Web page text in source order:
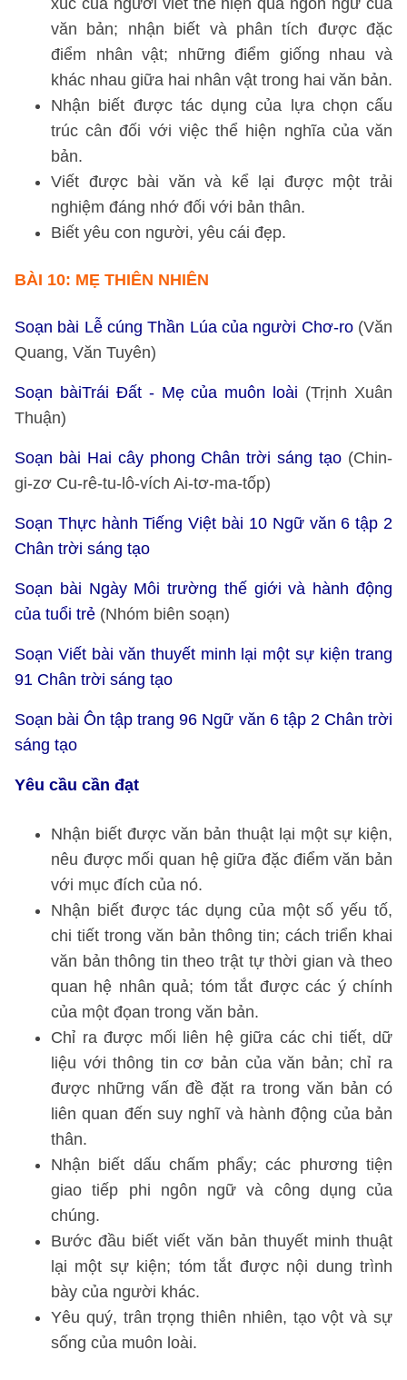
xúc của người viết thể hiện qua ngôn ngữ của
văn bản; nhận biết và phân tích được đặc
điểm nhân vật; những điểm giống nhau và
khác nhau giữa hai nhân vật trong hai văn bản.
Nhận biết được tác dụng của lựa chọn cấu
trúc cân đối với việc thể hiện nghĩa của văn
bản.
Viết được bài văn và kể lại được một trải
nghiệm đáng nhớ đối với bản thân.
Biết yêu con người, yêu cái đẹp.
BÀI 10: MẸ THIÊN NHIÊN
Soạn bài Lễ cúng Thần Lúa của người Chơ-ro(Văn
Quang, Văn Tuyên)
Soạn bàiTrái Đất - Mẹ của muôn loài (Trịnh Xuân
Thuận)
Soạn bài Hai cây phong Chân trời sáng tạo (Chin-
gi-zơ Cu-rê-tu-lô-vích Ai-tơ-ma-tốp)
Soạn Thực hành Tiếng Việt bài 10 Ngữ văn 6 tập 2
Chân trời sáng tạo
Soạn bài Ngày Môi trường thế giới và hành động
của tuổi trẻ (Nhóm biên soạn)
Soạn Viết bài văn thuyết minh lại một sự kiện trang
91 Chân trời sáng tạo
Soạn bài Ôn tập trang 96 Ngữ văn 6 tập 2 Chân trời
sáng tạo
Yêu cầu cần đạt
Nhận biết được văn bản thuật lại một sự kiện,
nêu được mối quan hệ giữa đặc điểm văn bản
với mục đích của nó.
Nhận biết được tác dụng của một số yếu tố,
chi tiết trong văn bản thông tin; cách triển khai
văn bản thông tin theo trật tự thời gian và theo
quan hệ nhân quả; tóm tắt được các ý chính
của một đọan trong văn bản.
Chỉ ra được mối liên hệ giữa các chi tiết, dữ
liệu với thông tin cơ bản của văn bản; chỉ ra
được những vấn đề đặt ra trong văn bản có
liên quan đến suy nghĩ và hành động của bản
thân.
Nhận biết dấu chấm phẩy; các phương tiện
giao tiếp phi ngôn ngữ và công dụng của
chúng.
Bước đầu biết viết văn bản thuyết minh thuật
lại một sự kiện; tóm tắt được nội dung trình
bày của người khác.
Yêu quý, trân trọng thiên nhiên, tạo vột và sự
sống của muôn loài.